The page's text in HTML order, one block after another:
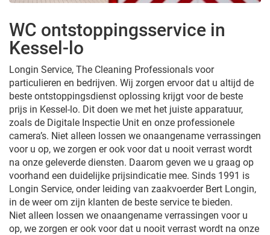
WC ontstoppingsservice in
Kessel-lo
Longin Service, The Cleaning Professionals voor
particulieren en bedrijven. Wij zorgen ervoor dat u altijd de
beste ontstoppingsdienst oplossing krijgt voor de beste
prijs in Kessel-lo. Dit doen we met het juiste apparatuur,
zoals de Digitale Inspectie Unit en onze professionele
camera’s. Niet alleen lossen we onaangename verrassingen
voor u op, we zorgen er ook voor dat u nooit verrast wordt
na onze geleverde diensten. Daarom geven we u graag op
voorhand een duidelijke prijsindicatie mee. Sinds 1991 is
Longin Service, onder leiding van zaakvoerder Bert Longin,
in de weer om zijn klanten de beste service te bieden.
Niet alleen lossen we onaangename verrassingen voor u
op, we zorgen er ook voor dat u nooit verrast wordt na onze